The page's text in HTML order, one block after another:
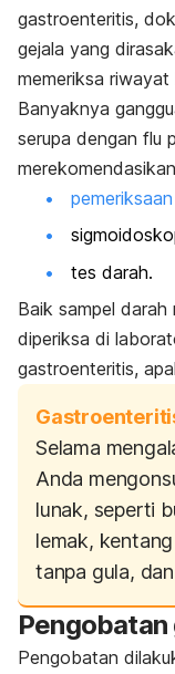
gastroenteritis,
gejala yang
memeriksa
Banyaknya
serupa dengan flu
tes darah.
Baik sampel
diperiksa di
gastroenteritis,
Selama
Anda
lunak, seperti
lemak,
tanpa gula,
Pengobatan